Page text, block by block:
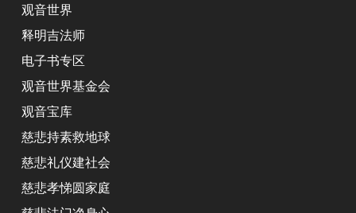
观音世界
释明吉法师
电子书专区
观音世界基金会
观音宝库
慈悲持素救地球
慈悲礼仪建社会
慈悲孝悌圆家庭